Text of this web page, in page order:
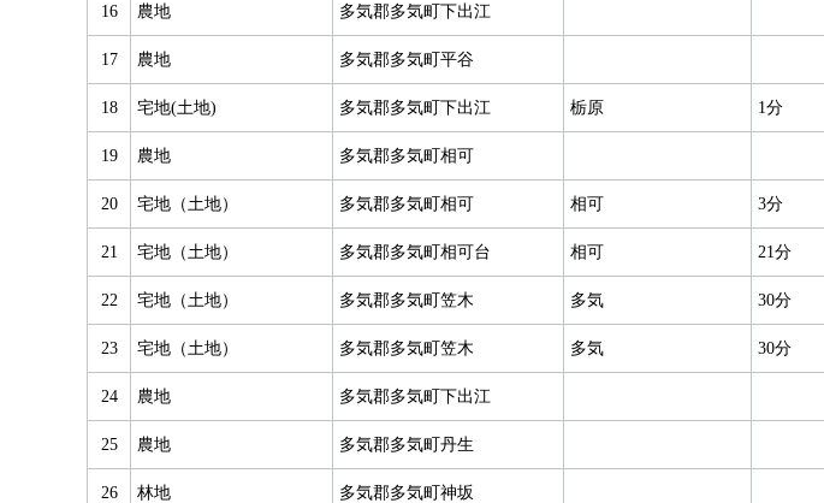
16 農地 多気郡多気町下出江
17 農地 多気郡多気町平谷
18 宅地(土地) 多気郡多気町下出江 栃原 1分
19 農地 多気郡多気町相可
20 宅地（土地） 多気郡多気町相可 相可 3分
21 宅地（土地） 多気郡多気町相可台 相可 21分
22 宅地（土地） 多気郡多気町笠木 多気 30分
23 宅地（土地） 多気郡多気町笠木 多気 30分
24 農地 多気郡多気町下出江
25 農地 多気郡多気町丹生
26 林地 多気郡多気町神坂